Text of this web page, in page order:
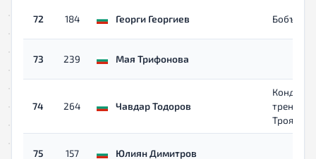
72 184 Георги Георгиев Бобър
73 239 Мая Трифонова
74 264 Чавдар Тодоров
Троян
75 157 Юлиян Димитров